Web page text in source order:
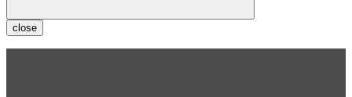
close